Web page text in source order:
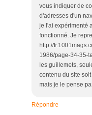
vous indiquer de
d'adresses d'un
je l'ai expérimenté
fonctionné. Je
http://
1986/page-34-35-
les guillemets,
contenu du site
mais je le pense
Répondre